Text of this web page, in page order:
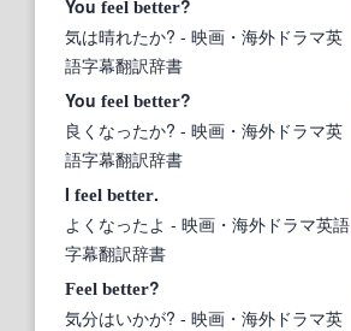
You feel better?
気は晴れたか? - 映画・海外ドラマ英
語字幕翻訳辞書
You feel better?
良くなったか? - 映画・海外ドラマ英
語字幕翻訳辞書
I feel better.
よくなったよ - 映画・海外ドラマ英語
字幕翻訳辞書
Feel better?
気分はいかが? - 映画・海外ドラマ英